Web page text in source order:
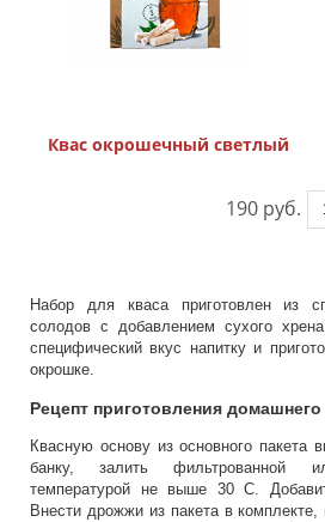
Квас окрошечный светлый
190 руб.
Набор для кваса приготовлен из
солодов с добавлением сухого
специфический вкус напитку и
окрошке.
Рецепт приготовления домашнего
Квасную основу из основного пакета
банку, залить фильтрованной
температурой не выше 30 С.
Внести дрожжи из пакета в